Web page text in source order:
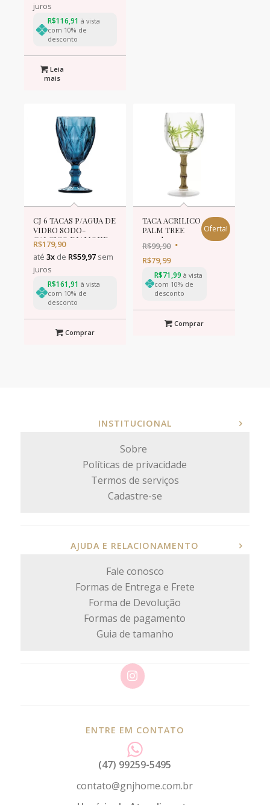
juros
R$116,91 à vista
com 10% de
desconto
Leia
mais
CJ 6 TACAS P/AGUA DE
VIDRO SODO-
CALCICO DIAMOND
AZUL 325ml
R$179,90
até 3xde R$59,97sem
juros
R$161,91 à vista
com 10% de
desconto
Comprar
TACA ACRILICO
PALM TREE
495ml
R$99,90
R$79,99
R$71,99 à vista
com 10% de
desconto
Oferta!
Comprar
INSTITUCIONAL
Sobre
Políticas de privacidade
Termos de serviços
Cadastre-se
AJUDA E RELACIONAMENTO
Fale conosco
Formas de Entrega e Frete
Forma de Devolução
Formas de pagamento
Guia de tamanho
ENTRE EM CONTATO
(47) 99259-5495
contato@gnjhome.com.br